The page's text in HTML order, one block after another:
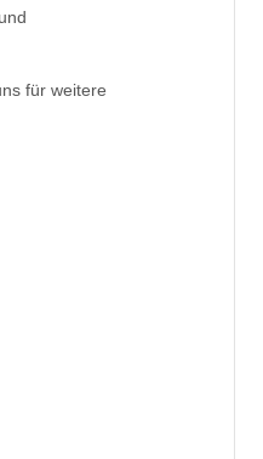
für weitere